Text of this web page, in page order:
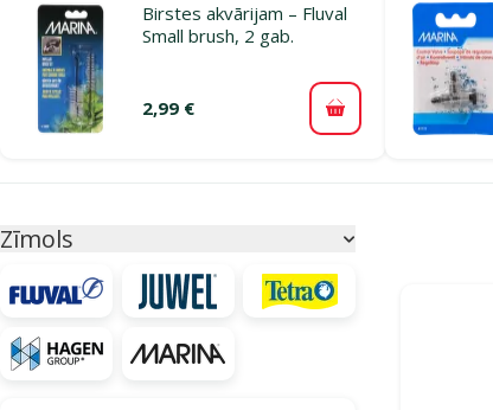
Birstes akvārijam – Fluval
Small brush, 2 gab.
2,99 € Pievienot grozam
Zīmols